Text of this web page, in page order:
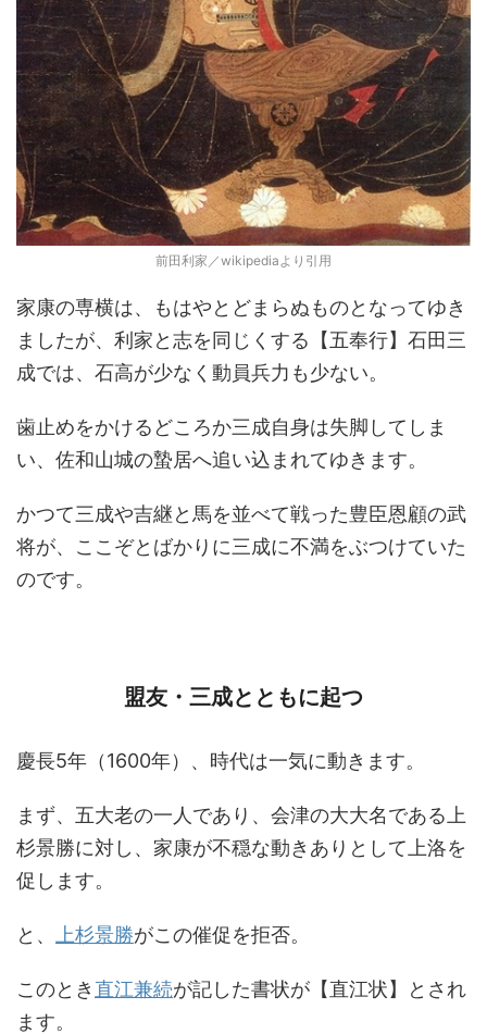
前田利家／wikipediaより引用
家康の専横は、もはやとどまらぬものとなってゆき
ましたが、利家と志を同じくする【五奉行】石田三
成では、石高が少なく動員兵力も少ない。
歯止めをかけるどころか三成自身は失脚してしま
い、佐和山城の蟄居へ追い込まれてゆきます。
かつて三成や吉継と馬を並べて戦った豊臣恩顧の武
将が、ここぞとばかりに三成に不満をぶつけていた
のです。
盟友・三成とともに起つ
慶長5年（1600年）、時代は一気に動きます。
まず、五大老の一人であり、会津の大大名である上
杉景勝に対し、家康が不穏な動きありとして上洛を
促します。
と、 上杉景勝がこの催促を拒否。
このとき 直江兼続が記した書状が【直江状】とされ
ます。